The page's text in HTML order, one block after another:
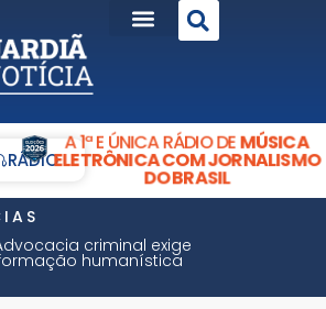
RÁDIO
A 1ª E ÚNICA RÁDIO DEMÚSICA
ELETRÔNICA COM JORNALISMO
DO BRASIL
criminal exige
humanística